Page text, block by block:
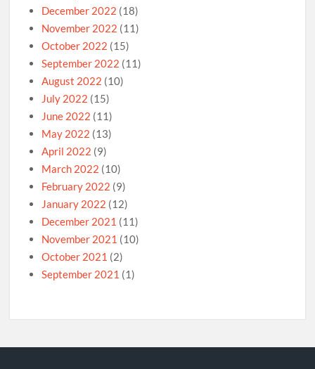
December 2022 (18)
November 2022 (11)
October 2022 (15)
September 2022 (11)
August 2022 (10)
July 2022 (15)
June 2022 (11)
May 2022 (13)
April 2022 (9)
March 2022 (10)
February 2022 (9)
January 2022 (12)
December 2021 (11)
November 2021 (10)
October 2021 (2)
September 2021 (1)